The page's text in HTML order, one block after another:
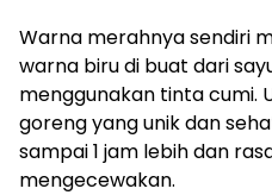
Warna merahnya sendiri
warna biru di buat dari
menggunakan tinta cumi.
goreng yang unik dan
sampai 1 jam lebih dan
mengecewakan.